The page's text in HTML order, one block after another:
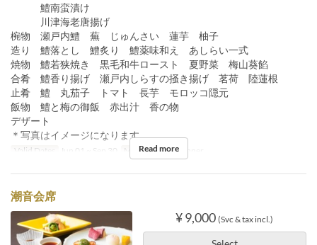
鱧南蛮漬け
川津海老唐揚げ
椀物 瀬戸内鱧 蕪 じゅんさい 蓮芋 柚子
造り 鱧落とし 鱧炙り 鱧薬味和え あしらい一式
焼物 鱧若狭焼き 黒毛和牛ロースト 夏野菜 梅山葵餡
合肴 鱧香り揚げ 瀬戸内しらすの掻き揚げ 茗荷 陸蓮根
止肴 鱧 丸茄子 トマト 長芋 モロッコ隠元
飯物 鱧と梅の御飯 赤出汁 香の物
デザート
＊写真はイメージになります
Valid Dates Jun 01 ~ Sep 30 Meals Lunch, Dinner
Read more
潮音会席
¥ 9,000 (Svc & tax incl.)